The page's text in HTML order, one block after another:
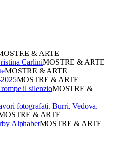
& ARTE
CarliniMOSTRE & ARTE
MOSTRE & ARTE
MOSTRE & ARTE
il silenzioMOSTRE &
fotografati. Burri, Vedova,
& ARTE
AlphabetMOSTRE & ARTE